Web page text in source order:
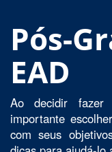
Pós-
EAD
Ao decidir fazer
importante
com seus